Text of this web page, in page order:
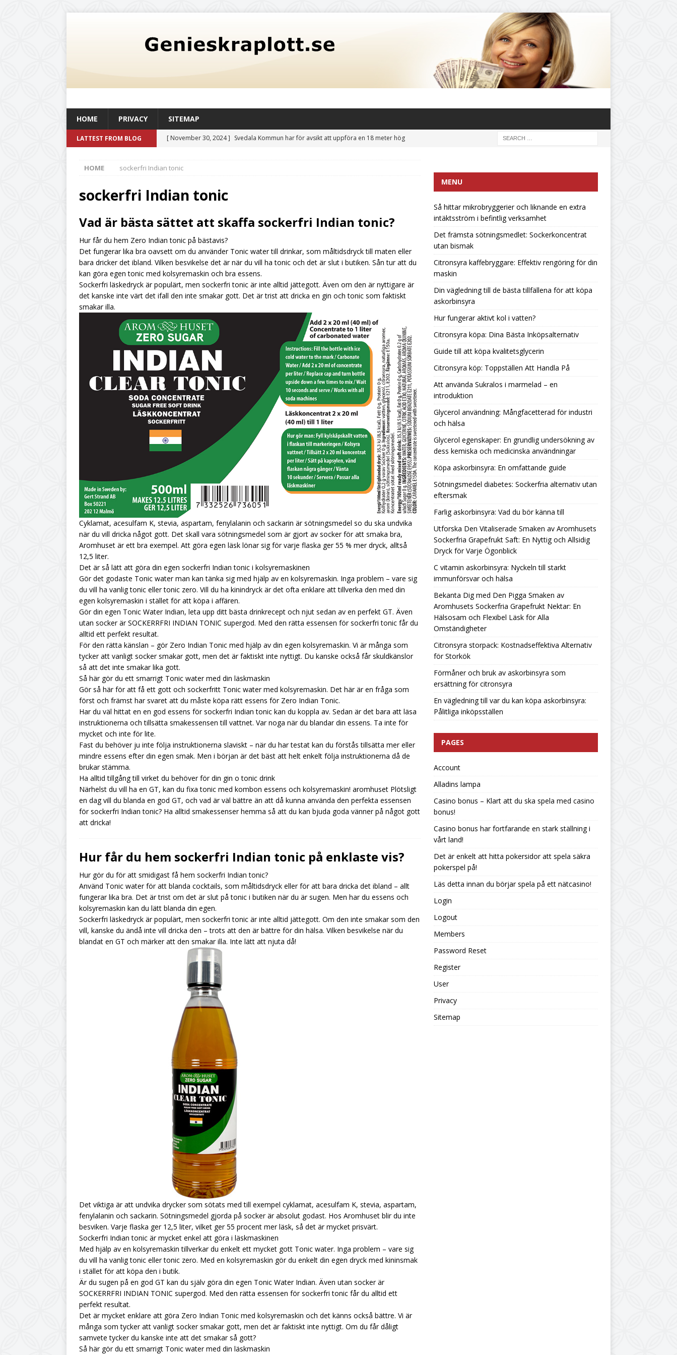
HOME PRIVACY SITEMAP
LATTEST FROM BLOG [ November 30, 2024 ] Svedala Kommun har för avsikt att uppföra en 18 meter hög
och livskvalitet
[ August 6, 2026 ]
Så hittar mikrobryggerier och liknande en extra intäktsström i
[ July 20, 2026 ] Det främsta sötningsmedlet: Sockerkoncentrat utan bismak
UNCATEGORIZED
[ July 6, 2026 ]
Citronsyra kaffebryggare: Effektiv rengöring för din maskin
UNCATEGORIZED
[ June 19, 2026 ]
Din vägledning till de bästa tillfällena för att köpa askorbinsyra
[ June 12, 2026 ] Hur fungerar aktivt kol i vatten? UNCATEGORIZED
HOME sockerfri Indian tonic
sockerfri Indian tonic
Vad är bästa sättet att skaffa sockerfri Indian tonic?
Hur får du hem Zero Indian tonic på bästavis?
Det fungerar lika bra oavsett om du använder Tonic water till drinkar, som måltidsdryck till maten eller
bara dricker det ibland. Vilken besvikelse det är när du vill ha tonic och det är slut i butiken. Sån tur att du
kan göra egen tonic med kolsyremaskin och bra essens.
Sockerfri läskedryck är populärt, men sockerfri tonic är inte alltid jättegott. Även om den är nyttigare är
det kanske inte värt det ifall den inte smakar gott. Det är trist att dricka en gin och tonic som faktiskt
smakar illa.
Cyklamat, acesulfam K, stevia, aspartam, fenylalanin och sackarin är sötningsmedel so du ska undvika
när du vill dricka något gott. Det skall vara sötningsmedel som är gjort av socker för att smaka bra,
Aromhuset är ett bra exempel. Att göra egen läsk lönar sig för varje flaska ger 55 % mer dryck, alltså
12,5 liter.
Det är så lätt att göra din egen sockerfri Indian tonic i kolsyremaskinen
Gör det godaste Tonic water man kan tänka sig med hjälp av en kolsyremaskin. Inga problem – vare sig
du vill ha vanlig tonic eller tonic zero. Vill du ha kinindryck är det ofta enklare att tillverka den med din
egen kolsyremaskin i stället för att köpa i affären.
Gör din egen Tonic Water Indian, leta upp ditt bästa drinkrecept och njut sedan av en perfekt GT. Även
utan socker är SOCKERRFRI INDIAN TONIC supergod. Med den rätta essensen för sockerfri tonic får du
alltid ett perfekt resultat.
För den rätta känslan – gör Zero Indian Tonic med hjälp av din egen kolsyremaskin. Vi är många som
tycker att vanligt socker smakar gott, men det är faktiskt inte nyttigt. Du kanske också får skuldkänslor
så att det inte smakar lika gott.
Så här gör du ett smarrigt Tonic water med din läskmaskin
Gör så här för att få ett gott och sockerfritt Tonic water med kolsyremaskin. Det här är en fråga som
först och främst har svaret att du måste köpa rätt essens för Zero Indian Tonic.
Har du väl hittat en en god essens för sockerfri Indian tonic kan du koppla av. Sedan är det bara att läsa
instruktionerna och tillsätta smakessensen till vattnet. Var noga när du blandar din essens. Ta inte för
mycket och inte för lite.
Fast du behöver ju inte följa instruktionerna slaviskt – när du har testat kan du förstås tillsätta mer eller
mindre essens efter din egen smak. Men i början är det bäst att helt enkelt följa instruktionerna då de
brukar stämma.
Ha alltid tillgång till virket du behöver för din gin o tonic drink
Närhelst du vill ha en GT, kan du fixa tonic med kombon essens och kolsyremaskin! aromhuset Plötsligt
en dag vill du blanda en god GT, och vad är väl bättre än att då kunna använda den perfekta essensen
för sockerfri Indian tonic? Ha alltid smakessenser hemma så att du kan bjuda goda vänner på något gott
att dricka!
Hur får du hem sockerfri Indian tonic på enklaste vis?
Hur gör du för att smidigast få hem sockerfri Indian tonic?
Använd Tonic water för att blanda cocktails, som måltidsdryck eller för att bara dricka det ibland – allt
fungerar lika bra. Det är trist om det är slut på tonic i butiken när du är sugen. Men har du essens och
kolsyremaskin kan du lätt blanda din egen.
Sockerfri läskedryck är populärt, men sockerfri tonic är inte alltid jättegott. Om den inte smakar som den
vill, kanske du ändå inte vill dricka den – trots att den är bättre för din hälsa. Vilken besvikelse när du
blandat en GT och märker att den smakar illa. Inte lätt att njuta då!
Det viktiga är att undvika drycker som sötats med till exempel cyklamat, acesulfam K, stevia, aspartam,
fenylalanin och sackarin. Sötningsmedel gjorda på socker är absolut godast. Hos Aromhuset blir du inte
besviken. Varje flaska ger 12,5 liter, vilket ger 55 procent mer läsk, så det är mycket prisvärt.
Sockerfri Indian tonic är mycket enkel att göra i läskmaskinen
Med hjälp av en kolsyremaskin tillverkar du enkelt ett mycket gott Tonic water. Inga problem – vare sig
du vill ha vanlig tonic eller tonic zero. Med en kolsyremaskin gör du enkelt din egen dryck med kininsmak
i stället för att köpa den i butik.
Är du sugen på en god GT kan du själv göra din egen Tonic Water Indian. Även utan socker är
SOCKERRFRI INDIAN TONIC supergod. Med den rätta essensen för sockerfri tonic får du alltid ett
perfekt resultat.
Det är mycket enklare att göra Zero Indian Tonic med kolsyremaskin och det känns också bättre. Vi är
många som tycker att vanligt socker smakar gott, men det är faktiskt inte nyttigt. Om du får dåligt
samvete tycker du kanske inte att det smakar så gott?
Så här gör du ett smarrigt Tonic water med din läskmaskin
MENU
Så hittar mikrobryggerier och liknande en extra
intäktsström i befintlig verksamhet
Det främsta sötningsmedlet: Sockerkoncentrat
utan bismak
Citronsyra kaffebryggare: Effektiv rengöring för din
maskin
Din vägledning till de bästa tillfällena för att köpa
askorbinsyra
Hur fungerar aktivt kol i vatten?
Citronsyra köpa: Dina Bästa Inköpsalternativ
Guide till att köpa kvalitetsglycerin
Citronsyra köp: Toppställen Att Handla På
Att använda Sukralos i marmelad – en
introduktion
Glycerol användning: Mångfacetterad för industri
och hälsa
Glycerol egenskaper: En grundlig undersökning av
dess kemiska och medicinska användningar
Köpa askorbinsyra: En omfattande guide
Sötningsmedel diabetes: Sockerfria alternativ utan
eftersmak
Farlig askorbinsyra: Vad du bör känna till
Utforska Den Vitaliserade Smaken av Aromhusets
Sockerfria Grapefrukt Saft: En Nyttig och Allsidig
Dryck för Varje Ögonblick
C vitamin askorbinsyra: Nyckeln till starkt
immunförsvar och hälsa
Bekanta Dig med Den Pigga Smaken av
Aromhusets Sockerfria Grapefrukt Nektar: En
Hälsosam och Flexibel Läsk för Alla
Omständigheter
Citronsyra storpack: Kostnadseffektiva Alternativ
för Storkök
Förmåner och bruk av askorbinsyra som
ersättning för citronsyra
En vägledning till var du kan köpa askorbinsyra:
Pålitliga inköpsställen
PAGES
Account
Alladins lampa
Casino bonus – Klart att du ska spela med casino
bonus!
Casino bonus har fortfarande en stark ställning i
vårt land!
Det är enkelt att hitta pokersidor att spela säkra
pokerspel på!
Läs detta innan du börjar spela på ett nätcasino!
Login
Logout
Members
Password Reset
Register
User
Privacy
Sitemap